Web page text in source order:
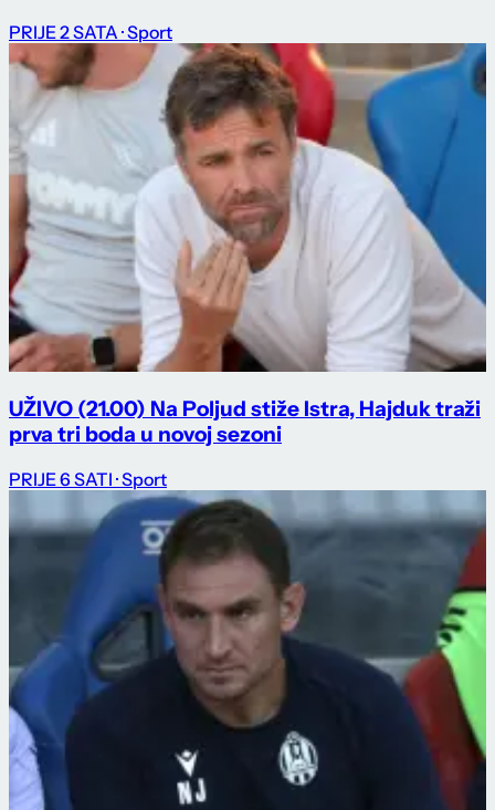
PRIJE 2 SATA · Sport
UŽIVO (21.00) Na Poljud stiže Istra, Hajduk traži
prva tri boda u novoj sezoni
PRIJE 6 SATI · Sport